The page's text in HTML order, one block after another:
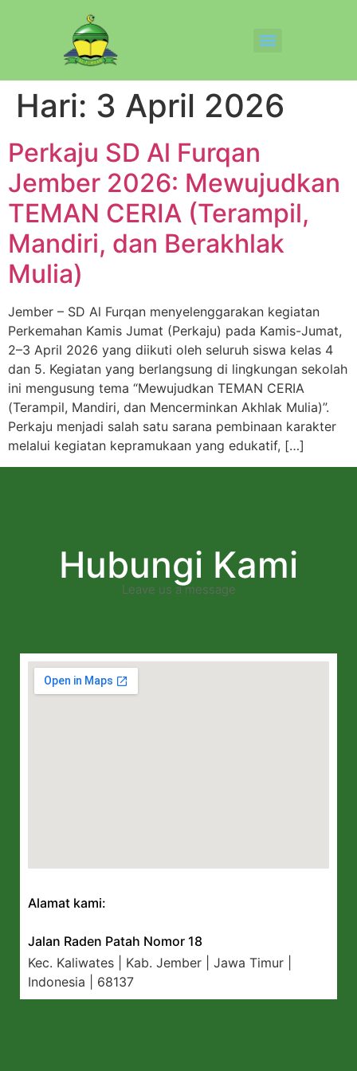
Hari: 3 April 2026
Perkaju SD Al Furqan
Jember 2026: Mewujudkan
TEMAN CERIA (Terampil,
Mandiri, dan Berakhlak
Mulia)
Jember – SD Al Furqan menyelenggarakan kegiatan
Perkemahan Kamis Jumat (Perkaju) pada Kamis-Jumat,
2–3 April 2026 yang diikuti oleh seluruh siswa kelas 4
dan 5. Kegiatan yang berlangsung di lingkungan sekolah
ini mengusung tema “Mewujudkan TEMAN CERIA
(Terampil, Mandiri, dan Mencerminkan Akhlak Mulia)”.
Perkaju menjadi salah satu sarana pembinaan karakter
melalui kegiatan kepramukaan yang edukatif, […]
Hubungi Kami
Leave us a message
Alamat kami:
Jalan Raden Patah Nomor 18
Kec. Kaliwates | Kab. Jember | Jawa Timur |
Indonesia | 68137